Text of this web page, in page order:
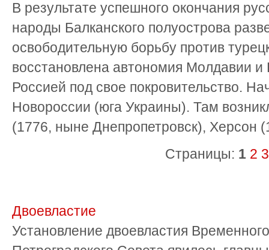
В результате успешного окончания
народы Балканского полуострова
освободительную борьбу против
восстановлена автономия Молдавии
Россией под свое покровительство.
Новороссии (юга Украины). Там
(1776, ныне Днепропетровск), Херсон
Страницы: 1 2 3
Двоевластие
Установление двоевластия